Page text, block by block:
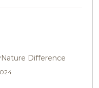
Difference